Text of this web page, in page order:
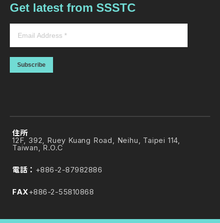
Get latest from SSSTC
Subscribe
住所
12F, 392, Ruey Kuang Road, Neihu, Taipei 114,
Taiwan, R.O.C
電話： +886-2-87982886
FAX+886-2-55810868